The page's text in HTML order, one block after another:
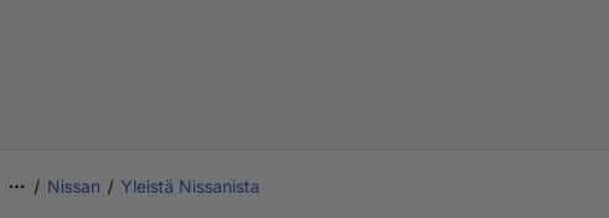
Nissan Yleistä Nissanista